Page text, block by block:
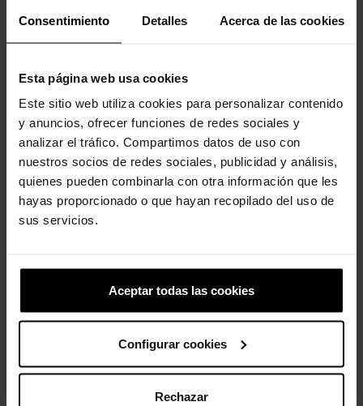
Consentimiento Detalles Acerca de las cookies
Esta página web usa cookies
Este sitio web utiliza cookies para personalizar contenido
y anuncios, ofrecer funciones de redes sociales y
analizar el tráfico. Compartimos datos de uso con
nuestros socios de redes sociales, publicidad y análisis,
quienes pueden combinarla con otra información que les
hayas proporcionado o que hayan recopilado del uso de
sus servicios.
Aceptar todas las cookies
Configurar cookies
Rechazar
Los clientes que compraron este
producto también han comprado:
-20%
-20% -20%